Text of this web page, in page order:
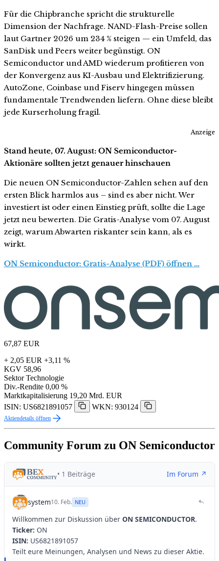
Für die Chipbranche spricht die strukturelle
Dimension der Nachfrage. NAND-Flash-Preise sollen
laut Gartner 2026 um 234 % steigen — ein Umfeld, das
SanDisk und Peers weiter begünstigt. ON
Semiconductor und AMD wiederum profitieren von
der Konvergenz aus KI-Ausbau und Elektrifizierung.
AutoZone, Coinbase und Fiserv hingegen müssen
fundamentale Trendwenden liefern. Ohne diese bleibt
jede Kurserholung fragil.
Anzeige
Stand heute, 07. August: ON Semiconductor-
Aktionäre sollten jetzt genauer hinschauen
Die neuen ON Semiconductor-Zahlen sehen auf den
ersten Blick harmlos aus – sind es aber nicht. Wer
investiert ist oder einen Einstieg prüft, sollte die Lage
jetzt neu bewerten. Die Gratis-Analyse vom 07. August
zeigt, warum Abwarten riskanter sein kann, als es
wirkt.
ON Semiconductor: Gratis-Analyse (PDF) öffnen …
67,87 EUR
+ 2,05 EUR +3,11 %
KGV 58,96
Sektor Technologie
Div.-Rendite 0,00 %
Marktkapitalisierung 19,20 Mrd. EUR
ISIN: US6821891057
WKN: 930124
Aktiendetails öffnen
Community Forum zu ON Semiconductor